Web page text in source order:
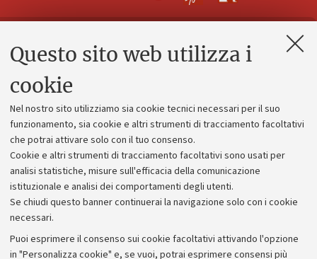
Questo sito web utilizza i
cookie
Nel nostro sito utilizziamo sia cookie tecnici necessari per il suo
funzionamento, sia cookie e altri strumenti di tracciamento facoltativi
che potrai attivare solo con il tuo consenso.
Cookie e altri strumenti di tracciamento facoltativi sono usati per
analisi statistiche, misure sull'efficacia della comunicazione
istituzionale e analisi dei comportamenti degli utenti.
Se chiudi questo banner continuerai la navigazione solo con i cookie
necessari.
Puoi esprimere il consenso sui cookie facoltativi attivando l'opzione
in "Personalizza cookie" e, se vuoi, potrai esprimere consensi più
Contatti e PEC
Alumni community
Piano strategico
Bilanci
Donazioni e 5x1000
Bandi, gare e concorsi